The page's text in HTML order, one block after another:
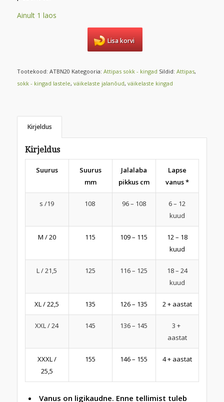
Ainult 1 laos
Lisa korvi
Tootekood: ATBN20 Kategooria: Attipas sokk - kingad Sildid: Attipas,
sokk - kingad lastele, väikelaste jalanõud, väikelaste kingad
Kirjeldus
Kirjeldus
Suurus
Suurus
mm
Jalalaba
pikkus cm
Lapse
vanus *
s /19 108 96 – 108
6 – 12
kuud
M / 20 115 109 – 115
12 – 18
kuud
L / 21,5 125 116 – 125
18 – 24
kuud
XL / 22,5 135 126 – 135 2 + aastat
XXL / 24 145 136 – 145
3 +
aastat
XXXL /
25,5
155 146 – 155 4 + aastat
Vanus on ligikaudne. Enne tellimist tuleb